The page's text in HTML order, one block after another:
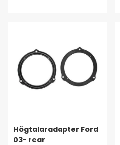
Högtalaradapter Ford
03- rear